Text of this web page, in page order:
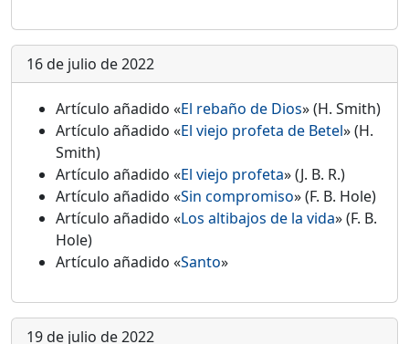
16 de julio de 2022
Artículo añadido «El rebaño de Dios» (H. Smith)
Artículo añadido «El viejo profeta de Betel» (H.
Smith)
Artículo añadido «El viejo profeta» (J. B. R.)
Artículo añadido «Sin compromiso» (F. B. Hole)
Artículo añadido «Los altibajos de la vida» (F. B.
Hole)
Artículo añadido «Santo»
19 de julio de 2022